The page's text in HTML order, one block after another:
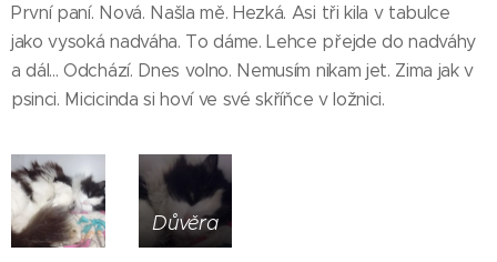
První paní. Nová. Našla mě. Hezká. Asi tři kila v tabulce
jako vysoká nadváha. To dáme. Lehce přejde do nadváhy
a dál... Odchází. Dnes volno. Nemusím nikam jet. Zima jak v
psinci. Micicinda si hoví ve své skříňce v ložnici.
Důvěra